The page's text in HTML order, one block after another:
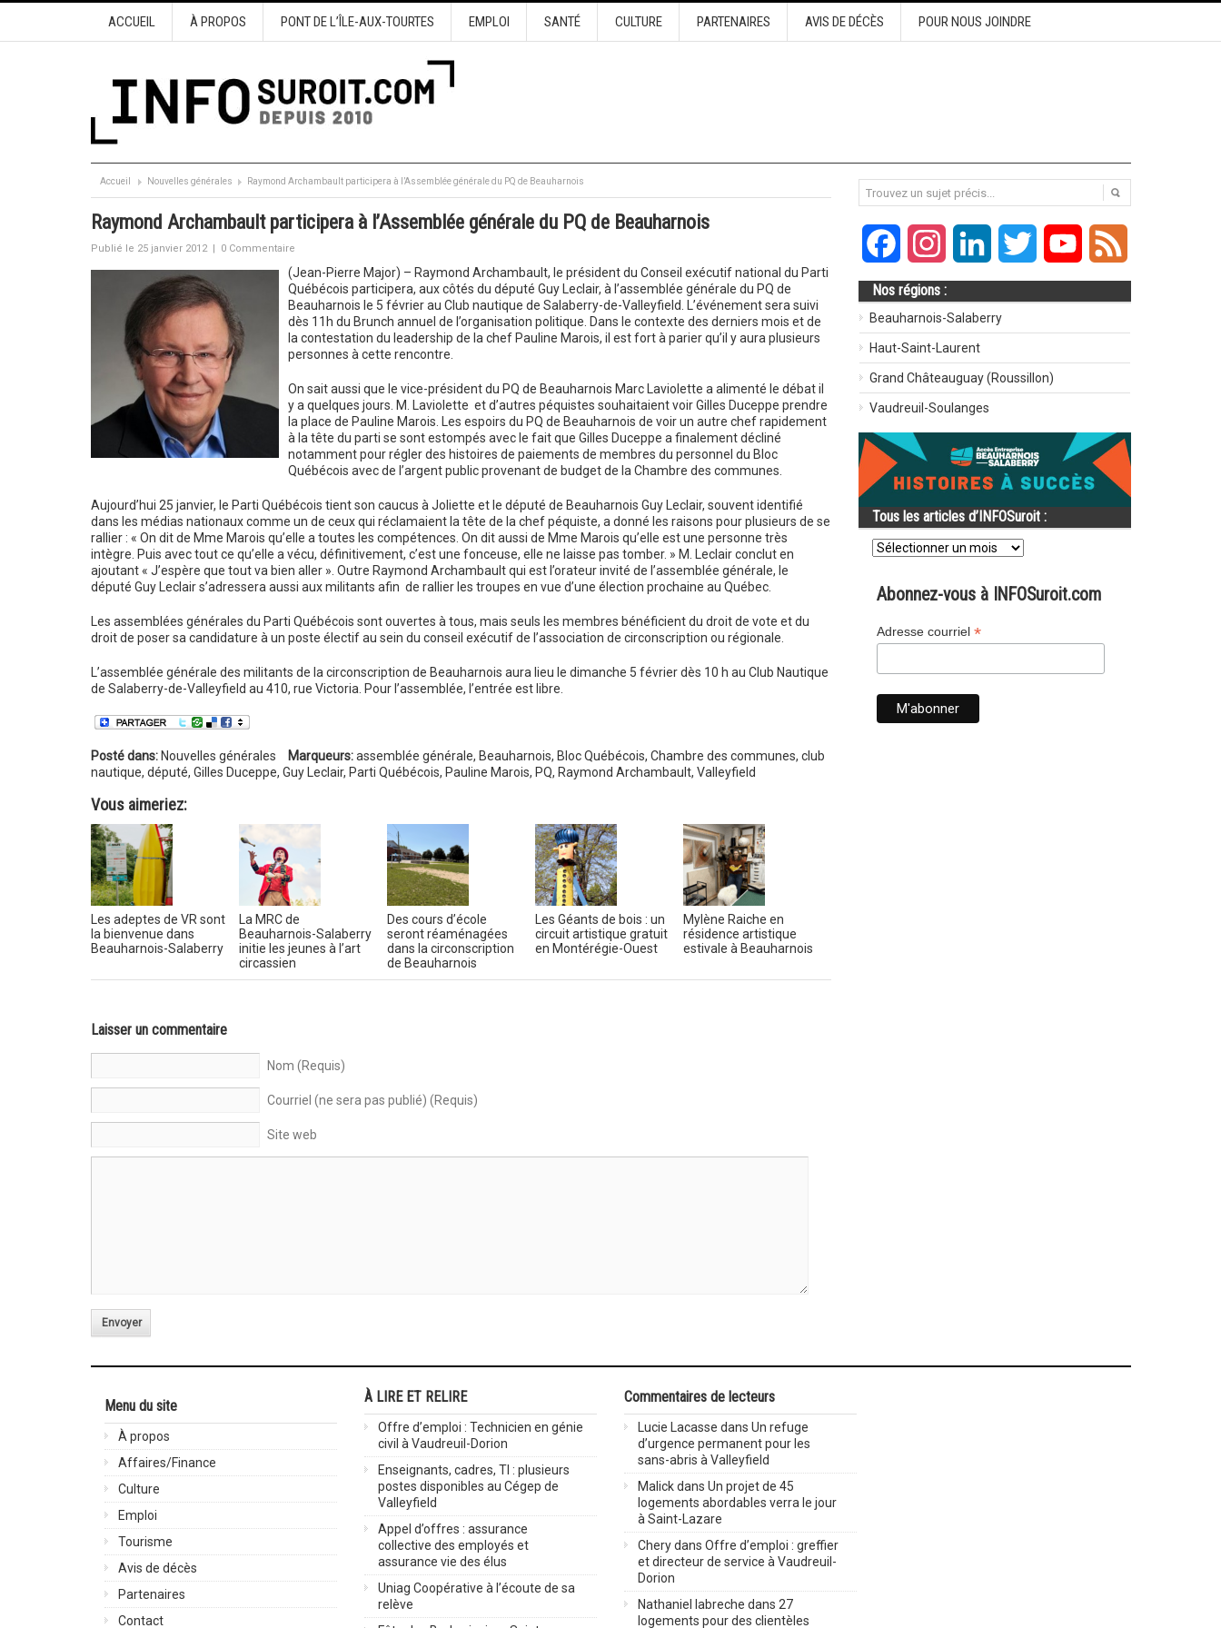
ACCUEIL À PROPOS PONT DE L’ÎLE-AUX-TOURTES EMPLOI SANTÉ CULTURE PARTENAIRES AVIS DE DÉCÈS POUR NOUS JOINDRE
Accueil Nouvelles générales Raymond Archambault participera à l’Assemblée générale du PQ de Beauharnois
Raymond Archambault participera à l’Assemblée générale du PQ de Beauharnois
Publié le 25 janvier 2012 | 0 Commentaire
(Jean-Pierre Major) – Raymond Archambault, le président du Conseil exécutif national du Parti
Québécois participera, aux côtés du député Guy Leclair, à l’assemblée générale du PQ de
Beauharnois le 5 février au Club nautique de Salaberry-de-Valleyfield. L’événement sera suivi
dès 11h du Brunch annuel de l’organisation politique. Dans le contexte des derniers mois et de
la contestation du leadership de la chef Pauline Marois, il est fort à parier qu’il y aura plusieurs
personnes à cette rencontre.
On sait aussi que le vice-président du PQ de Beauharnois Marc Laviolette a alimenté le débat il
y a quelques jours. M. Laviolette et d’autres péquistes souhaitaient voir Gilles Duceppe prendre
la place de Pauline Marois. Les espoirs du PQ de Beauharnois de voir un autre chef rapidement
à la tête du parti se sont estompés avec le fait que Gilles Duceppe a finalement décliné
notamment pour régler des histoires de paiements de membres du personnel du Bloc
Québécois avec de l’argent public provenant de budget de la Chambre des communes.
Aujourd’hui 25 janvier, le Parti Québécois tient son caucus à Joliette et le député de Beauharnois Guy Leclair, souvent identifié
dans les médias nationaux comme un de ceux qui réclamaient la tête de la chef péquiste, a donné les raisons pour plusieurs de se
rallier : « On dit de Mme Marois qu’elle a toutes les compétences. On dit aussi de Mme Marois qu’elle est une personne très
intègre. Puis avec tout ce qu’elle a vécu, définitivement, c’est une fonceuse, elle ne laisse pas tomber. » M. Leclair conclut en
ajoutant « J’espère que tout va bien aller ». Outre Raymond Archambault qui est l’orateur invité de l’assemblée générale, le
député Guy Leclair s’adressera aussi aux militants afin de rallier les troupes en vue d’une élection prochaine au Québec.
Les assemblées générales du Parti Québécois sont ouvertes à tous, mais seuls les membres bénéficient du droit de vote et du
droit de poser sa candidature à un poste électif au sein du conseil exécutif de l’association de circonscription ou régionale.
L’assemblée générale des militants de la circonscription de Beauharnois aura lieu le dimanche 5 février dès 10 h au Club Nautique
de Salaberry-de-Valleyfield au 410, rue Victoria. Pour l’assemblée, l’entrée est libre.
Posté dans: Nouvelles générales Marqueurs: assemblée générale, Beauharnois, Bloc Québécois, Chambre des communes, club
nautique, député, Gilles Duceppe, Guy Leclair, Parti Québécois, Pauline Marois, PQ, Raymond Archambault, Valleyfield
Vous aimeriez:
Les adeptes de VR sont
la bienvenue dans
Beauharnois-Salaberry
La MRC de
Beauharnois-Salaberry
initie les jeunes à l’art
circassien
Des cours d’école
seront réaménagées
dans la circonscription
de Beauharnois
Les Géants de bois : un
circuit artistique gratuit
en Montérégie-Ouest
Mylène Raiche en
résidence artistique
estivale à Beauharnois
Laisser un commentaire
Nom (Requis)
Courriel (ne sera pas publié) (Requis)
Site web
Envoyer
FacebookInstagramLinkedIn Twitter YouTube
Nos régions :
Beauharnois-Salaberry
Haut-Saint-Laurent
Grand Châteauguay (Roussillon)
Vaudreuil-Soulanges
Tous les articles d’INFOSuroit :
Tous
les
d’INFOSuroit
Abonnez-vous à INFOSuroit.com
Adresse courriel *
Menu du site
À propos
Affaires/Finance
Culture
Emploi
Tourisme
Avis de décès
Partenaires
Contact
À LIRE ET RELIRE
Offre d’emploi : Technicien en génie
civil à Vaudreuil-Dorion
Enseignants, cadres, TI : plusieurs
postes disponibles au Cégep de
Valleyfield
Appel d’offres : assurance
collective des employés et
assurance vie des élus
Uniag Coopérative à l’écoute de sa
relève
Commentaires de lecteurs
Lucie Lacasse dans Un refuge
d’urgence permanent pour les
sans-abris à Valleyfield
Malickdans Un projet de 45
logements abordables verra le jour
à Saint-Lazare
Cherydans Offre d’emploi : greffier
et directeur de service à Vaudreuil-
Dorion
Nathaniel labreche dans 27
logements pour des clientèles